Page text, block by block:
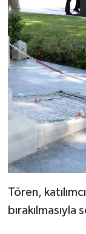
Tören,
bırakılmasıyla